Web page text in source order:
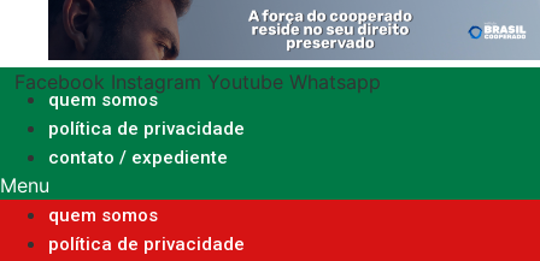
o
conteúdo
Facebook Instagram Youtube Whatsapp
quem somos
política de privacidade
contato / expediente
Menu
quem somos
política de privacidade